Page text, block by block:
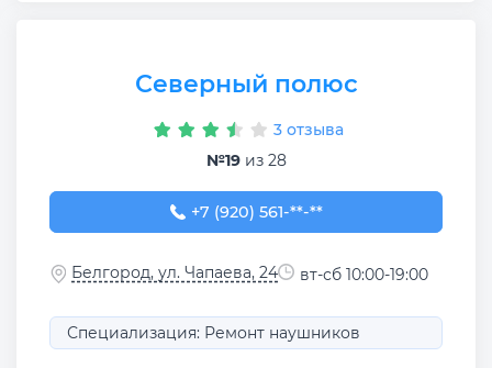
Северный полюс
3 отзыва
№19из 28
+7 (920) 561-33-50
+7 (920) 561-**-**
Белгород, ул. Чапаева, 24 вт-сб 10:00-19:00
Специализация: Ремонт наушников